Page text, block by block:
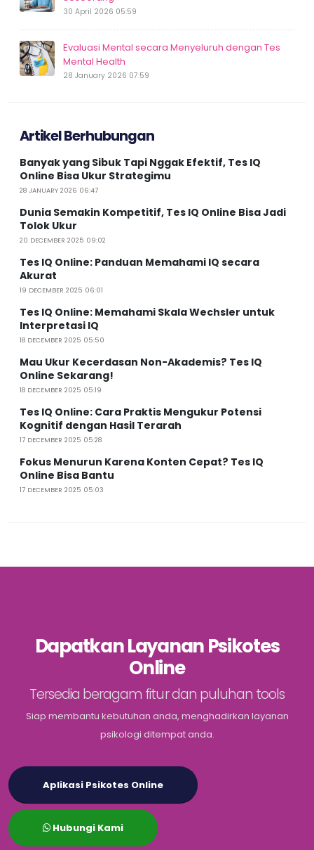
30 April 2026 05:59
Evaluasi Mental secara Menyeluruh dengan Tes
Mental Health
28 January 2026 07:59
Artikel Berhubungan
Banyak yang Sibuk Tapi Nggak Efektif, Tes IQ
Online Bisa Ukur Strategimu
28 JANUARY 2026 06:47
Dunia Semakin Kompetitif, Tes IQ Online Bisa Jadi
Tolok Ukur
20 DECEMBER 2025 09:02
Tes IQ Online: Panduan Memahami IQ secara
Akurat
19 DECEMBER 2025 06:01
Tes IQ Online: Memahami Skala Wechsler untuk
Interpretasi IQ
18 DECEMBER 2025 05:50
Mau Ukur Kecerdasan Non-Akademis? Tes IQ
Online Sekarang!
18 DECEMBER 2025 05:19
Tes IQ Online: Cara Praktis Mengukur Potensi
Kognitif dengan Hasil Terarah
17 DECEMBER 2025 05:28
Fokus Menurun Karena Konten Cepat? Tes IQ
Online Bisa Bantu
17 DECEMBER 2025 05:03
Dapatkan Layanan Psikotes
Online
Tersedia beragam fitur dan puluhan tools
Siap membantu kebutuhan anda, menghadirkan layanan
psikologi ditempat anda.
Aplikasi Psikotes Online
Hubungi Kami